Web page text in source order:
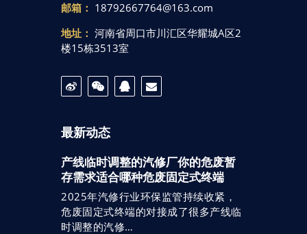
邮箱： 18792667764@163.com
地址： 河南省周口市川汇区华耀城A区2
楼15栋3513室
最新动态
产线临时调整的汽修厂你的危废暂
存需求适合哪种危废固定式终端
2025年汽修行业环保监管持续收紧，
危废固定式终端的对接成了很多产线临
时调整的汽修…